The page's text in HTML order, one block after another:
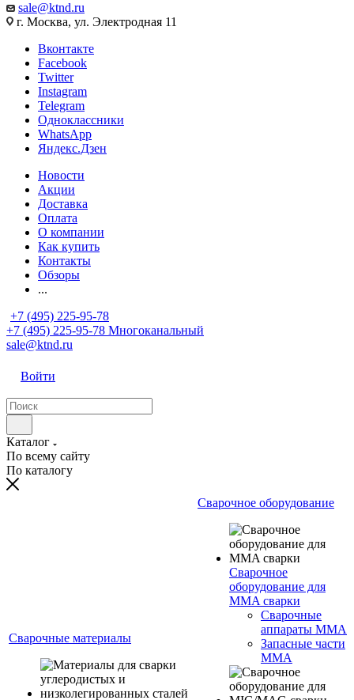
sale@ktnd.ru
г. Москва, ул. Электродная 11
Вконтакте
Facebook
Twitter
Instagram
Telegram
Одноклассники
WhatsApp
Яндекс.Дзен
Новости
Акции
Доставка
Оплата
О компании
Как купить
Контакты
Обзоры
...
+7 (495) 225-95-78
+7 (495) 225-95-78 Многоканальный
sale@ktnd.ru
Войти
Каталог
По всему сайту
По каталогу
Сварочные материалы
Сварочное оборудование
Сварочное
оборудование для
MMA сварки
Сварочные
аппараты MMA
Запасные части
MMA